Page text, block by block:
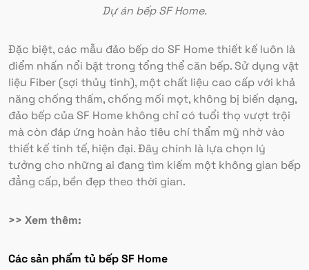
Dự án bếp SF Home.
Đặc biệt, các mẫu đảo bếp do SF Home thiết kế luôn là
điểm nhấn nổi bật trong tổng thể căn bếp. Sử dụng vật
liệu Fiber (sợi thủy tinh), một chất liệu cao cấp với khả
năng chống thấm, chống mối mọt, không bị biến dạng,
đảo bếp của SF Home không chỉ có tuổi thọ vượt trội
mà còn đáp ứng hoàn hảo tiêu chí thẩm mỹ nhờ vào
thiết kế tinh tế, hiện đại. Đây chính là lựa chọn lý
tưởng cho những ai đang tìm kiếm một không gian bếp
đẳng cấp, bền đẹp theo thời gian.
>> Xem thêm:
Các sản phẩm tủ bếp SF Home